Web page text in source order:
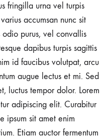
fringilla urna vel turpis
accumsan nunc sit
purus, vel convallis
dapibus turpis sagittis
id faucibus volutpat, arcu
augue lectus et mi. Sed
luctus tempor dolor. Lorem
adipiscing elit. Curabitur
ipsum sit amet enim
Etiam auctor fermentum